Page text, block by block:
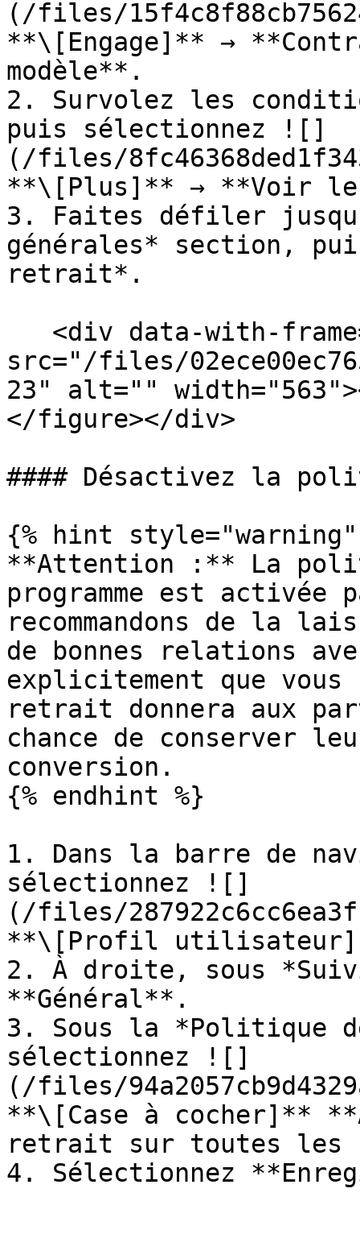
(/files/
**\[Engage]** →
modèle**.
2. Survolez les
puis sélectionnez ![]
(/files/
**\[Plus]** → **Voir
3. Faites défiler
générales* section,
retrait*.
src="/files/
23" alt=""
</figure></div>
#### Désactivez la
{% hint style="warning"
**Attention :** La
programme est activée
recommandons de la
de bonnes relations
explicitement que
retrait donnera aux
chance de conserver
conversion.
{% endhint %}
1. Dans la barre de
sélectionnez ![]
(/files/
**\[Profil utilisateur]
2. À droite, sous
**Général**.
3. Sous la *Politique
sélectionnez ![]
(/files/
**\[Case à cocher]**
retrait sur toutes les
4. Sélectionnez